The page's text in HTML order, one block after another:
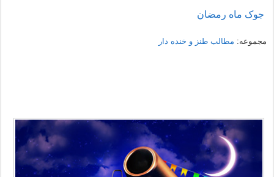
جوک ماه رمضان
مجموعه: مطالب طنز و خنده دار